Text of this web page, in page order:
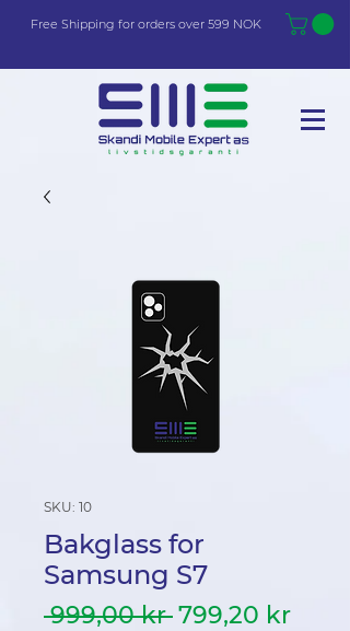
Free Shipping for orders over 599 NOK
SKU: 10
Bakglass for
Samsung S7
999,00 kr Vanlig
799,20 kr